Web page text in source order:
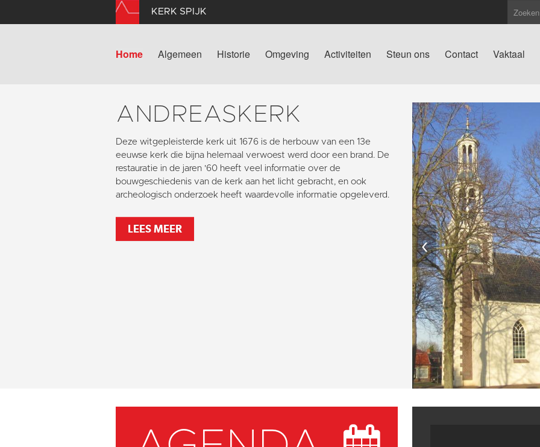
KERK SPIJK
Home Algemeen Historie Omgeving Activiteiten Steun ons Contact Vaktaal
ANDREASKERK
Deze witgepleisterde kerk uit 1676 is de herbouw van een 13e
eeuwse kerk die bijna helemaal verwoest werd door een brand. De
restauratie in de jaren '60 heeft veel informatie over de
bouwgeschiedenis van de kerk aan het licht gebracht, en ook
archeologisch onderzoek heeft waardevolle informatie opgeleverd.
LEES MEER
‹